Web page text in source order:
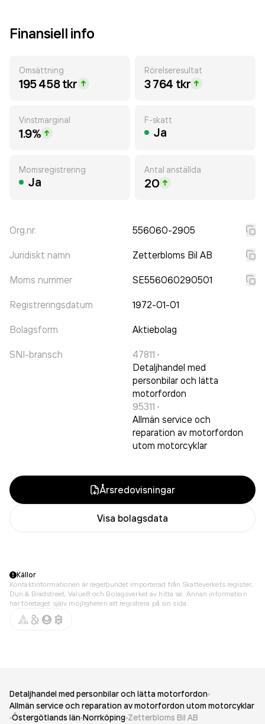
Finansiell info
Omsättning
195 458 tkr
Rörelseresultat
3 764 tkr
Vinstmarginal
1.9%
F-skatt
Ja
Momsregistrering
Ja
Antal anställda
20
Org.nr. 556060-2905
Juridiskt namn Zetterbloms Bil AB
Moms nummer SE556060290501
Registreringsdatum 1972-01-01
Bolagsform Aktiebolag
SNI-bransch 47811 ·
Detaljhandel med
personbilar och lätta
motorfordon
95311 ·
Allmän service och
reparation av motorfordon
utom motorcyklar
Årsredovisningar
Visa bolagsdata
Källor
Kontaktinformationen är regelbundet importerad från Skatteverkets register,
Dun & Bradstreet, Value8 och Bolagsverket av hitta.se. Annan information
har företaget själv möjligheten att registrera på sin sida.
Detaljhandel med personbilar och lätta motorfordon
Allmän service och reparation av motorfordon utom motorcyklar
Östergötlands län Norrköping Zetterbloms Bil AB